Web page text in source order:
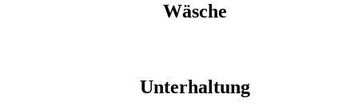
Wäsche
Unterhaltung